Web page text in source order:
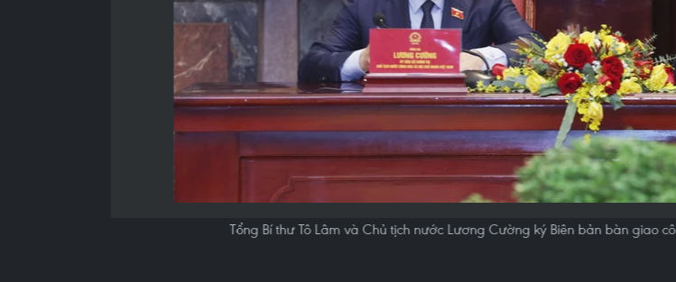
Tổng Bí thư Tô Lâm và Chủ tịch nước Lương Cường ký Biên bản bàn giao